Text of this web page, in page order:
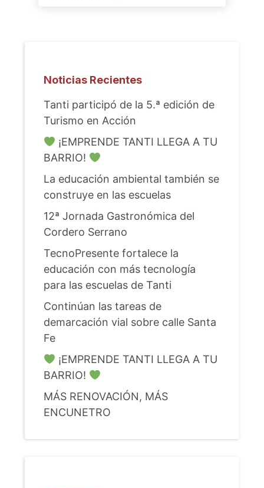
Noticias Recientes
Tanti participó de la 5.ª edición de
Turismo en Acción
¡EMPRENDE TANTI LLEGA A TU
BARRIO!
La educación ambiental también se
construye en las escuelas
12ª Jornada Gastronómica del
Cordero Serrano
TecnoPresente fortalece la
educación con más tecnología
para las escuelas de Tanti
Continúan las tareas de
demarcación vial sobre calle Santa
Fe
¡EMPRENDE TANTI LLEGA A TU
BARRIO!
MÁS RENOVACIÓN, MÁS
ENCUNETRO